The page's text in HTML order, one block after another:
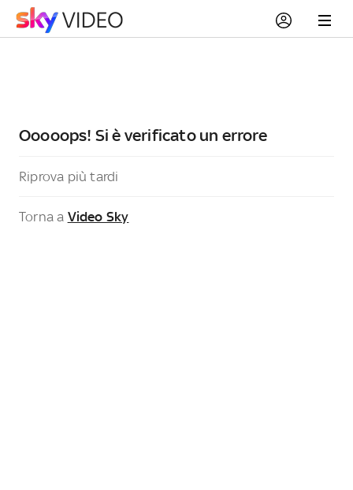
Ooooops! Si è verificato un errore
Riprova più tardi
Torna a Video Sky